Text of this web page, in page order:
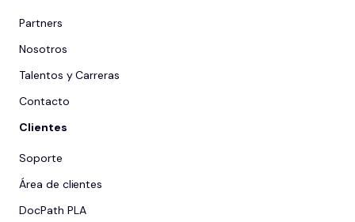
Partners
Nosotros
Talentos y Carreras
Contacto
Clientes
Soporte
Área de clientes
DocPath PLA